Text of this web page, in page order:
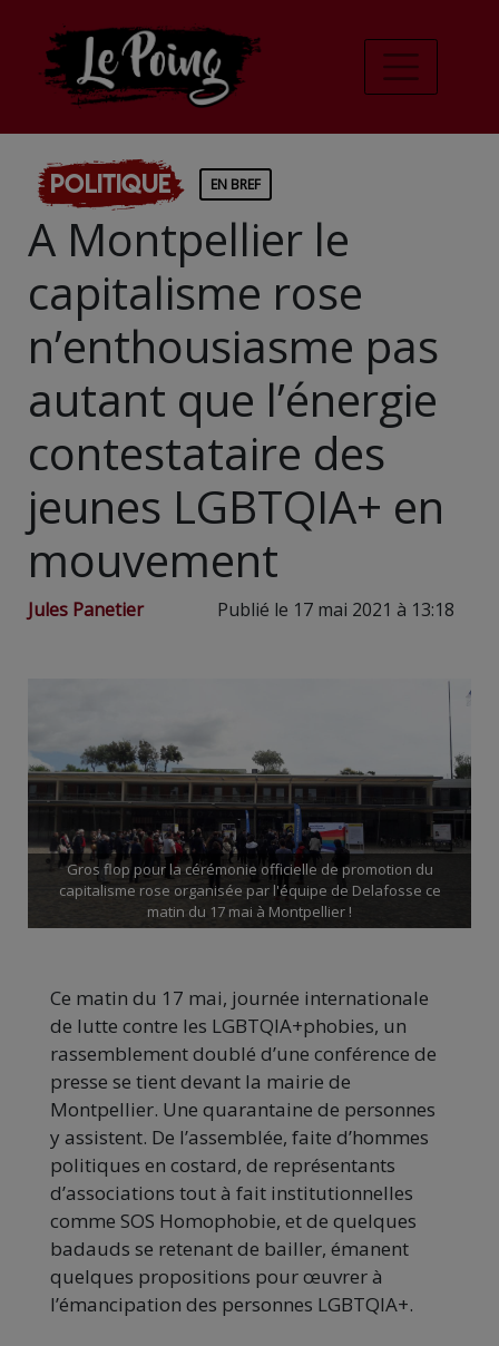
Politique EN BREF
A Montpellier le
capitalisme rose
n’enthousiasme pas
autant que l’énergie
contestataire des
jeunes LGBTQIA+ en
mouvement
Jules Panetier Publié le 17 mai 2021 à 13:18
Gros flop pour la cérémonie officielle de promotion du
capitalisme rose organisée par l'équipe de Delafosse ce
matin du 17 mai à Montpellier !
Ce matin du 17 mai, journée internationale
de lutte contre les LGBTQIA+phobies, un
rassemblement doublé d’une conférence de
presse se tient devant la mairie de
Montpellier. Une quarantaine de personnes
y assistent. De l’assemblée, faite d’hommes
politiques en costard, de représentants
d’associations tout à fait institutionnelles
comme SOS Homophobie, et de quelques
badauds se retenant de bailler, émanent
quelques propositions pour œuvrer à
l’émancipation des personnes LGBTQIA+.